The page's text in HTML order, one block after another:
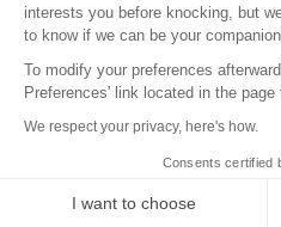
interests you before knocking, but
to know if we can be your
To modify your preferences
Preferences' link located in the page
We respect your privacy, here's how.
Consents certified
I want to choose
Termos e Condições
Acordo de
Segurança